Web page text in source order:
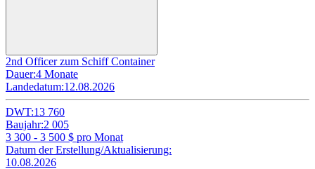
2nd Officer zum Schiff Container
Dauer:4 Monate
Landedatum:12.08.2026
DWT:13 760
Baujahr:2 005
3 300 - 3 500 $ pro Monat
Datum der Erstellung/Aktualisierung:
10.08.2026